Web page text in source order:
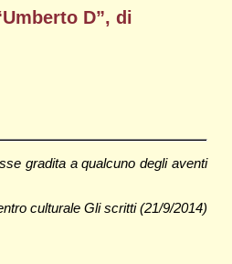
D”, di
gradita a qualcuno degli aventi
culturale Gli scritti (21/9/2014)